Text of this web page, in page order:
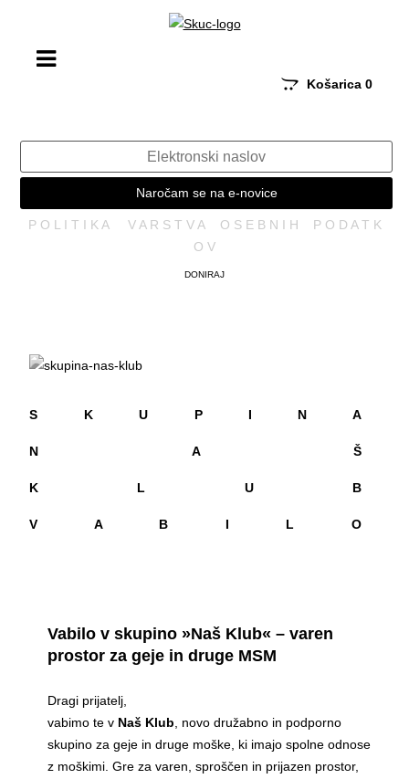
Košarica 0
Naročam se na e-novice
P O L I T I K A V A R S T V A O S E B N I H P O D A T K
O V
DONIRAJ
S K U P I N A
N A Š
K L U B
V A B I L O
Vabilo v skupino »Naš Klub« – varen
prostor za geje in druge MSM
Dragi prijatelj,
vabimo te v Naš Klub , novo družabno in podporno
skupino za geje in druge moške, ki imajo spolne odnose
z moškimi. Gre za varen, sproščen in prijazen prostor,